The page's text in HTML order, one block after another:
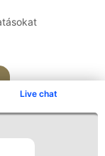
Live chat